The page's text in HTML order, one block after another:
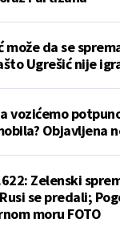
može da se
Ugrešić nije
vozićemo
Objavljena
Zelenski
se predali;
moru FOTO